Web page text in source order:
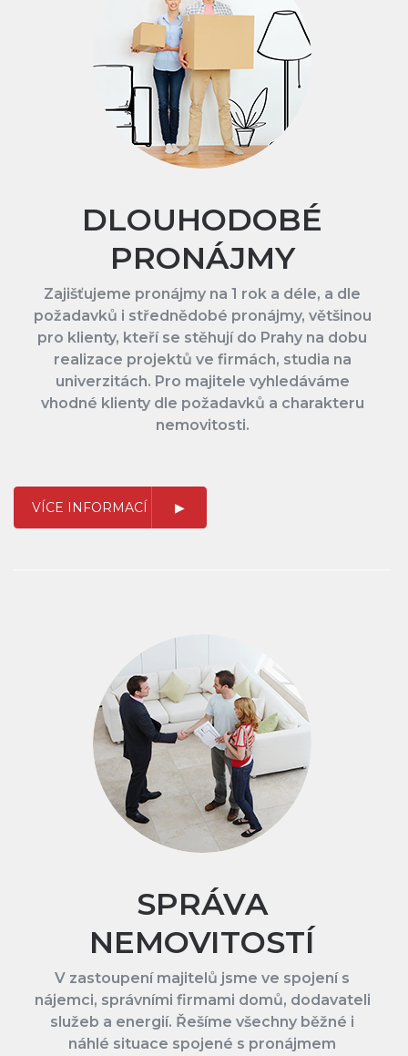
DLOUHODOBÉ
PRONÁJMY
Zajišťujeme pronájmy na 1 rok a déle, a dle
požadavků i střednědobé pronájmy, většinou
pro klienty, kteří se stěhují do Prahy na dobu
realizace projektů ve firmách, studia na
univerzitách. Pro majitele vyhledáváme
vhodné klienty dle požadavků a charakteru
nemovitosti.
VÍCE INFORMACÍ
SPRÁVA
NEMOVITOSTÍ
V zastoupení majitelů jsme ve spojení s
nájemci, správními firmami domů, dodavateli
služeb a energií. Řešíme všechny běžné i
náhlé situace spojené s pronájmem